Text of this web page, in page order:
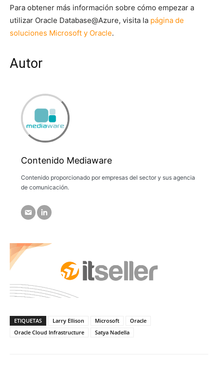
Para obtener más información sobre cómo empezar a
utilizar Oracle Database@Azure, visita la página de
soluciones Microsoft y Oracle.
Autor
Contenido Mediaware
Contenido proporcionado por empresas del sector y sus agencia
de comunicación.
ETIQUETAS Larry Ellison Microsoft
Oracle
Oracle Cloud Infrastructure
Satya Nadella